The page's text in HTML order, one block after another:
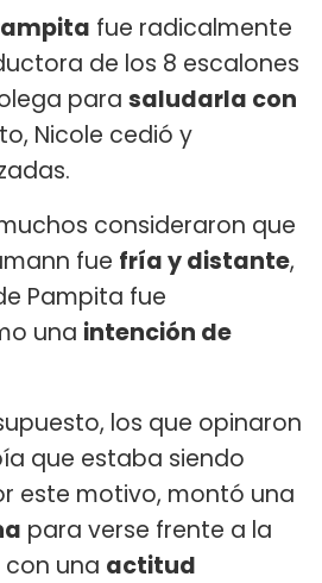
fue radicalmente
de los 8 escalones
para saludarla con
Nicole cedió y
consideraron que
fue fría y distante,
Pampita fue
una intención de
los que opinaron
que estaba siendo
este motivo, montó una
para verse frente a la
una actitud